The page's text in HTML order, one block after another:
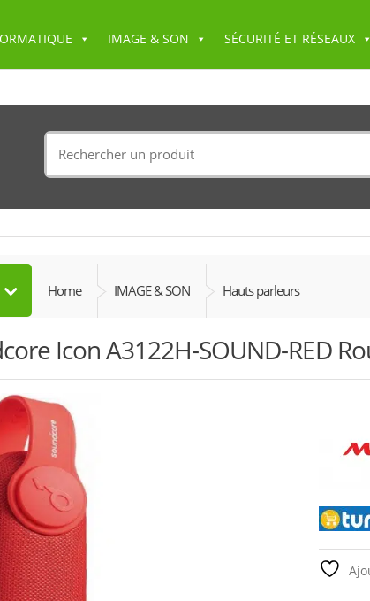
IMAGE & SON SÉCURITÉ ET RÉSEAUX
for:
Home IMAGE & SON Hauts parleurs
Icon A3122H-SOUND-RED